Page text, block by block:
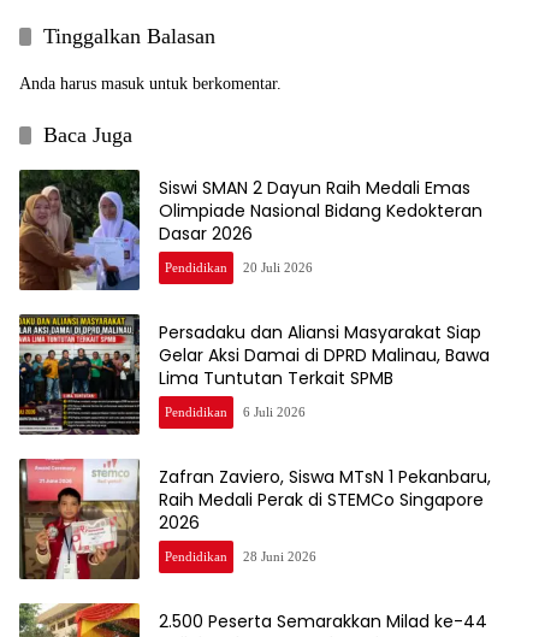
Tinggalkan Balasan
Anda harus masuk untuk berkomentar.
Baca Juga
Siswi SMAN 2 Dayun Raih Medali Emas
Olimpiade Nasional Bidang Kedokteran
Dasar 2026
Pendidikan 20 Juli 2026
Persadaku dan Aliansi Masyarakat Siap
Gelar Aksi Damai di DPRD Malinau, Bawa
Lima Tuntutan Terkait SPMB
Pendidikan 6 Juli 2026
Zafran Zaviero, Siswa MTsN 1 Pekanbaru,
Raih Medali Perak di STEMCo Singapore
2026
Pendidikan 28 Juni 2026
2.500 Peserta Semarakkan Milad ke-44